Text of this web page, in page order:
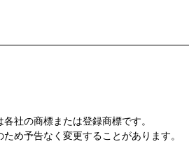
社の商標または登録商標です。
め予告なく変更することがあります。